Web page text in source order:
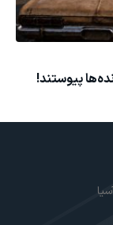
پیوستند!